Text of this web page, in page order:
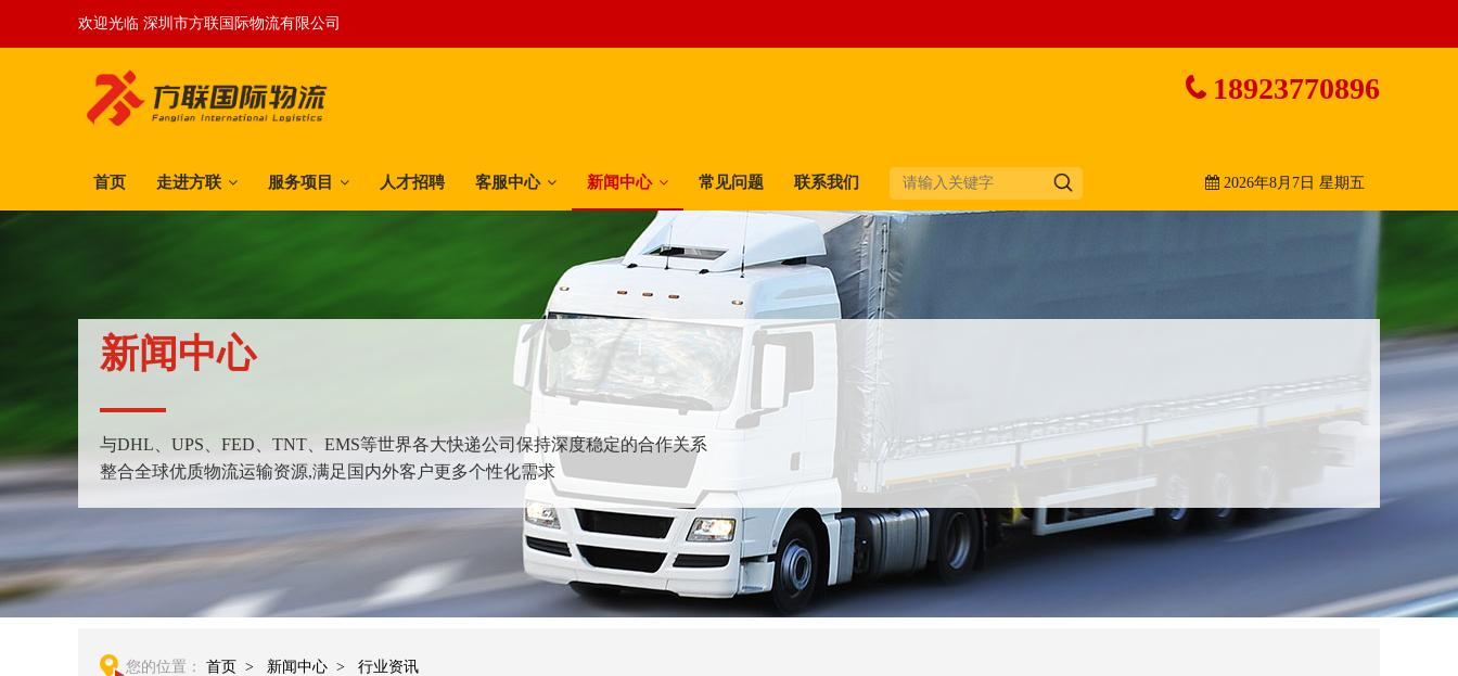
欢迎光临 深圳市方联国际物流有限公司
18923770896
首页 走进方联 服务项目 人才招聘 客服中心 新闻中心 常见问题 联系我们 2026年8月7日 星期五
新闻中心
与DHL、UPS、FED、TNT、EMS等世界各大快递公司保持深度稳定的合作关系
整合全球优质物流运输资源,满足国内外客户更多个性化需求
您的位置： 首页 > 新闻中心 > 行业资讯